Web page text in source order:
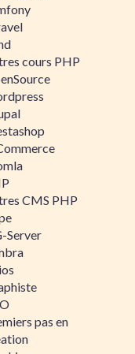
cours PHP
CMS PHP
Server
pas en